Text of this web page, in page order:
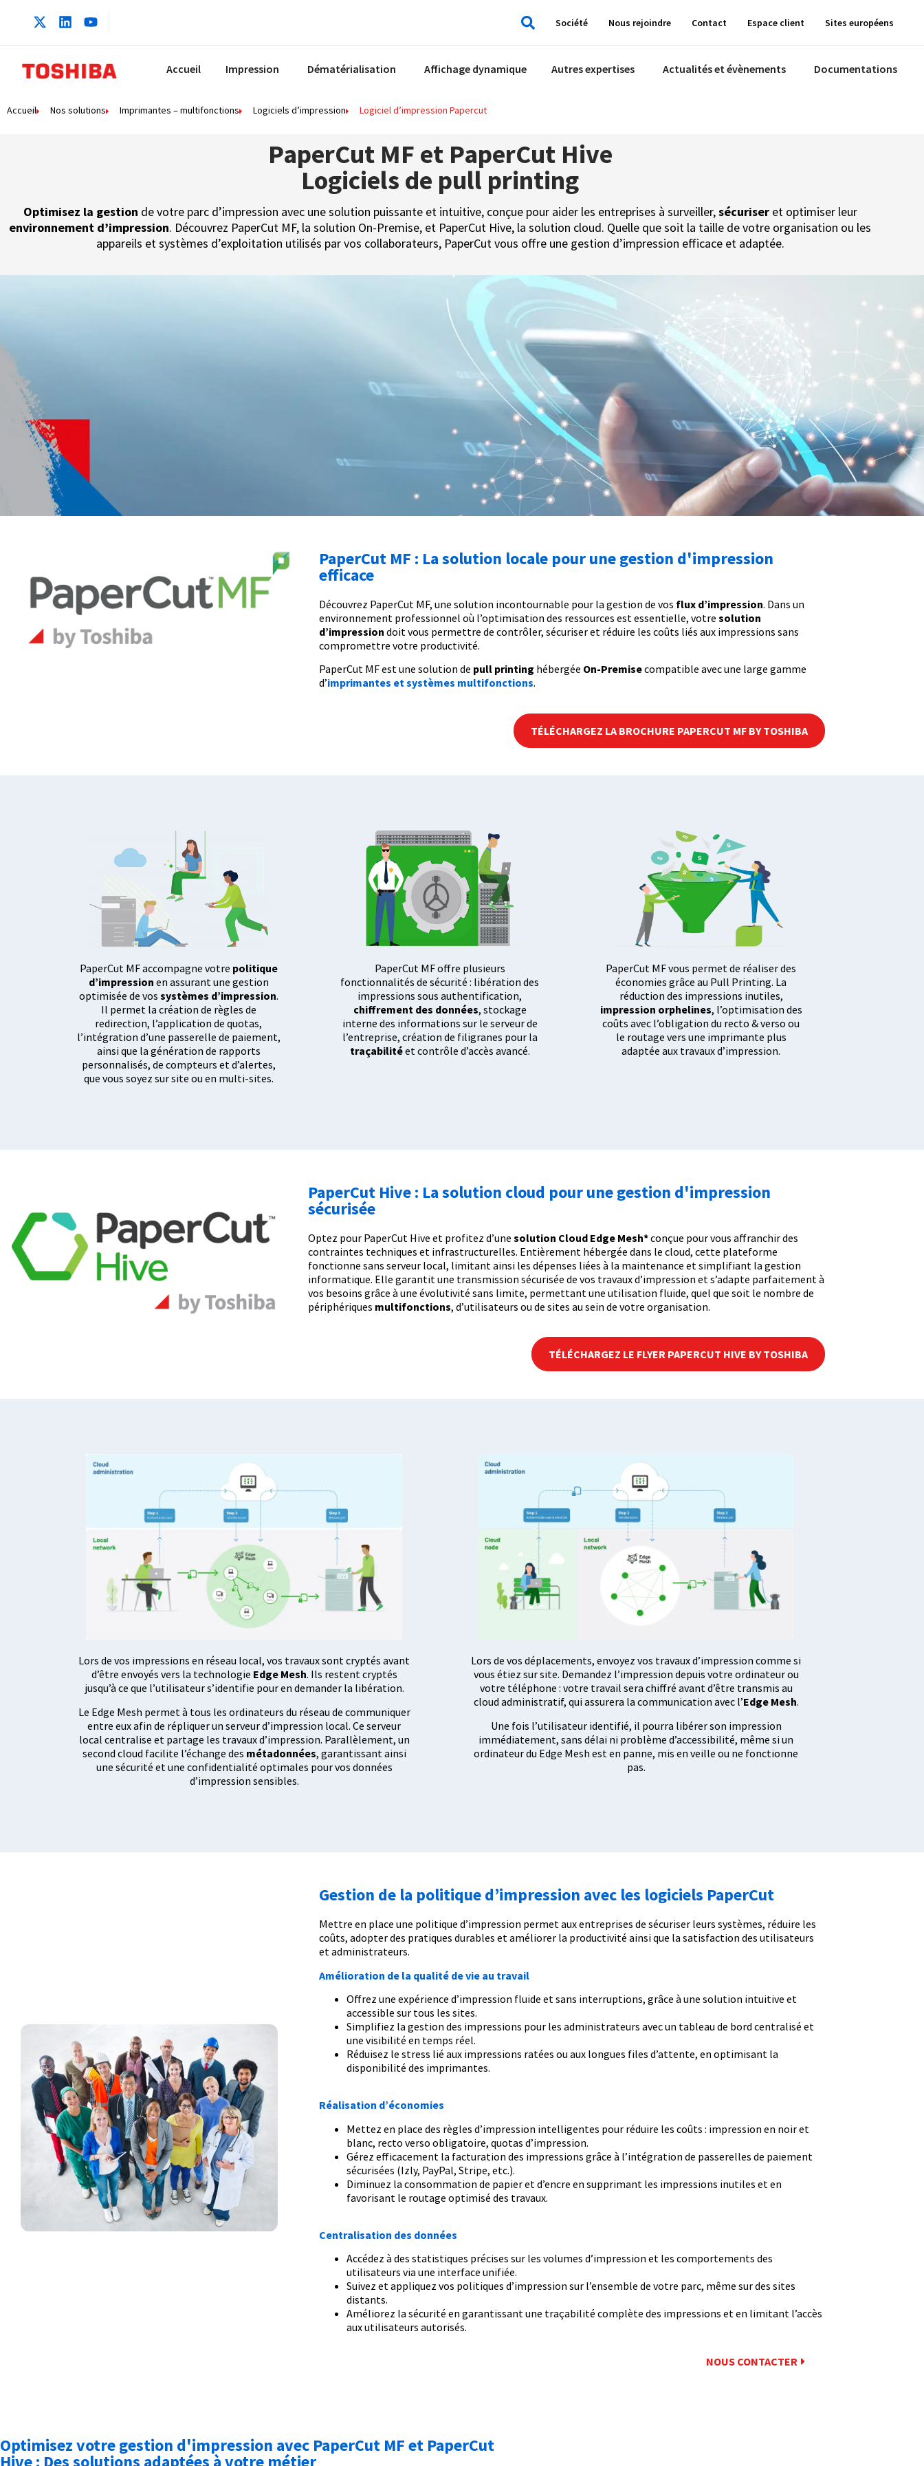
principal
Société Nous rejoindre Contact Espace client Sites européens
Accueil Impression Dématérialisation Affichage dynamique Autres expertises Actualités et évènements Documentations
Accueil Nos solutions Imprimantes – multifonctions Logiciels d’impression Logiciel d’impression Papercut
PaperCut MF et PaperCut Hive
Logiciels de pull printing
Optimisez la gestion de votre parc d’impression avec une solution puissante et intuitive, conçue pour aider les entreprises à surveiller,sécuriseret optimiser leur
environnement d’impression. Découvrez PaperCut MF, la solution On-Premise, et PaperCut Hive, la solution cloud. Quelle que soit la taille de votre organisation ou les
appareils et systèmes d’exploitation utilisés par vos collaborateurs, PaperCut vous offre une gestion d’impression efficace et adaptée.
PaperCut MF : La solution locale pour une gestion d'impression
efficace
Découvrez PaperCut MF, une solution incontournable pour la gestion de vos flux d’impression. Dans un
environnement professionnel où l’optimisation des ressources est essentielle, votre solution
d’impression doit vous permettre de contrôler, sécuriser et réduire les coûts liés aux impressions sans
compromettre votre productivité.
PaperCut MF est une solution de pull printing hébergée On-Premisecompatible avec une large gamme
d’imprimantes et systèmes multifonctions.
TÉLÉCHARGEZ LA BROCHURE PAPERCUT MF BY TOSHIBA
PaperCut MF accompagne votre politique
d’impression en assurant une gestion
optimisée de vos systèmes d’impression.
Il permet la création de règles de
redirection, l’application de quotas,
l’intégration d’une passerelle de paiement,
ainsi que la génération de rapports
personnalisés, de compteurs et d’alertes,
que vous soyez sur site ou en multi-sites.
PaperCut MF offre plusieurs
fonctionnalités de sécurité : libération des
impressions sous authentification,
chiffrement des données, stockage
interne des informations sur le serveur de
l’entreprise, création de filigranes pour la
traçabilitéet contrôle d’accès avancé.
PaperCut MF vous permet de réaliser des
économies grâce au Pull Printing. La
réduction des impressions inutiles,
impression orphelines, l’optimisation des
coûts avec l’obligation du recto & verso ou
le routage vers une imprimante plus
adaptée aux travaux d’impression.
PaperCut Hive : La solution cloud pour une gestion d'impression
sécurisée
Optez pour PaperCut Hive et profitez d’une solution Cloud Edge Mesh*conçue pour vous affranchir des
contraintes techniques et infrastructurelles. Entièrement hébergée dans le cloud, cette plateforme
fonctionne sans serveur local, limitant ainsi les dépenses liées à la maintenance et simplifiant la gestion
informatique. Elle garantit une transmission sécurisée de vos travaux d’impression et s’adapte parfaitement à
vos besoins grâce à une évolutivité sans limite, permettant une utilisation fluide, quel que soit le nombre de
périphériques multifonctions, d’utilisateurs ou de sites au sein de votre organisation.
TÉLÉCHARGEZ LE FLYER PAPERCUT HIVE BY TOSHIBA
Lors de vos impressions en réseau local, vos travaux sont cryptés avant
d’être envoyés vers la technologie Edge Mesh. Ils restent cryptés
jusqu’à ce que l’utilisateur s’identifie pour en demander la libération.
Le Edge Mesh permet à tous les ordinateurs du réseau de communiquer
entre eux afin de répliquer un serveur d’impression local. Ce serveur
local centralise et partage les travaux d’impression. Parallèlement, un
second cloud facilite l’échange des métadonnées, garantissant ainsi
une sécurité et une confidentialité optimales pour vos données
d’impression sensibles.
Lors de vos déplacements, envoyez vos travaux d’impression comme si
vous étiez sur site. Demandez l’impression depuis votre ordinateur ou
votre téléphone : votre travail sera chiffré avant d’être transmis au
cloud administratif, qui assurera la communication avec l’Edge Mesh.
Une fois l’utilisateur identifié, il pourra libérer son impression
immédiatement, sans délai ni problème d’accessibilité, même si un
ordinateur du Edge Mesh est en panne, mis en veille ou ne fonctionne
pas.
Gestion de la politique d’impression avec les logiciels PaperCut
Mettre en place une politique d’impression permet aux entreprises de sécuriser leurs systèmes, réduire les
coûts, adopter des pratiques durables et améliorer la productivité ainsi que la satisfaction des utilisateurs
et administrateurs.
Amélioration de la qualité de vie au travail
Offrez une expérience d’impression fluide et sans interruptions, grâce à une solution intuitive et
accessible sur tous les sites.
Simplifiez la gestion des impressions pour les administrateurs avec un tableau de bord centralisé et
une visibilité en temps réel.
Réduisez le stress lié aux impressions ratées ou aux longues files d’attente, en optimisant la
disponibilité des imprimantes.
Réalisation d’économies
Mettez en place des règles d’impression intelligentes pour réduire les coûts : impression en noir et
blanc, recto verso obligatoire, quotas d’impression.
Gérez efficacement la facturation des impressions grâce à l’intégration de passerelles de paiement
sécurisées (Izly, PayPal, Stripe, etc.).
Diminuez la consommation de papier et d’encre en supprimant les impressions inutiles et en
favorisant le routage optimisé des travaux.
Centralisation des données
Accédez à des statistiques précises sur les volumes d’impression et les comportements des
utilisateurs via une interface unifiée.
Suivez et appliquez vos politiques d’impression sur l’ensemble de votre parc, même sur des sites
distants.
Améliorez la sécurité en garantissant une traçabilité complète des impressions et en limitant l’accès
aux utilisateurs autorisés.
NOUS CONTACTER
Optimisez votre gestion d'impression avec PaperCut MF et PaperCut